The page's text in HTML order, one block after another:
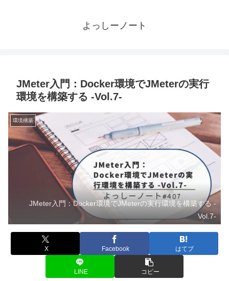
よっしーノート
JMeter入門：Docker環境でJMeterの実行
環境を構築する -Vol.7-
環境構築
JMeter入門：Docker環境でJMeterの実行環境を構築する -
Vol.7-
X Facebook はてブ
LINE コピー